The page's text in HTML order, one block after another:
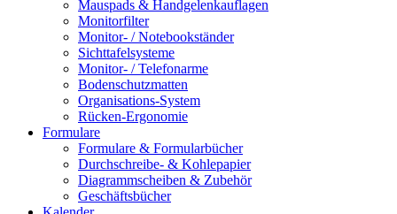
Mauspads & Handgelenkauflagen
Monitorfilter
Monitor- / Notebookständer
Sichttafelsysteme
Monitor- / Telefonarme
Bodenschutzmatten
Organisations-System
Rücken-Ergonomie
Formulare
Formulare & Formularbücher
Durchschreibe- & Kohlepapier
Diagrammscheiben & Zubehör
Geschäftsbücher